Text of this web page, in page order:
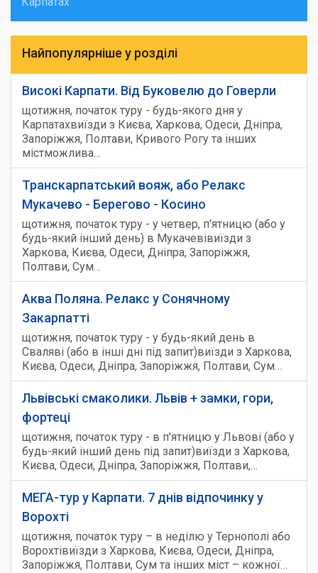
Найпопулярніше у розділі
Високі Карпати. Від Буковелю до Говерли
щотижня, початок туру - будь-якого дня у
Карпатахвиїзди з Києва, Харкова, Одеси, Дніпра,
Запоріжжя, Полтави, Кривого Рогу та інших
містможлива…
Транскарпатський вояж, або Релакс
Мукачево - Берегово - Косино
щотижня, початок туру - у четвер, п'ятницю (або у
будь-який інший день) в Мукачевівиїзди з
Харкова, Києва, Одеси, Дніпра, Запоріжжя,
Полтави, Сум…
Аква Поляна. Релакс у Сонячному
Закарпатті
щотижня, початок туру - у будь-який день в
Сваляві (або в інші дні під запит)виїзди з Харкова,
Києва, Одеси, Дніпра, Запоріжжя, Полтави, Сум…
Львівські смаколики. Львів + замки, гори,
фортеці
щотижня, початок туру - в п'ятницю у Львові (або у
будь-який інший день під запит)виїзди з Харкова,
Києва, Одеси, Дніпра, Запоріжжя, Полтави,…
МЕГА-тур у Карпати. 7 днів відпочинку у
Ворохті
щотижня, початок туру – в неділю у Тернополі або
Ворохтівиїзди з Харкова, Києва, Одеси, Дніпра,
Запоріжжя, Полтави, Сум та інших міст – кожної…